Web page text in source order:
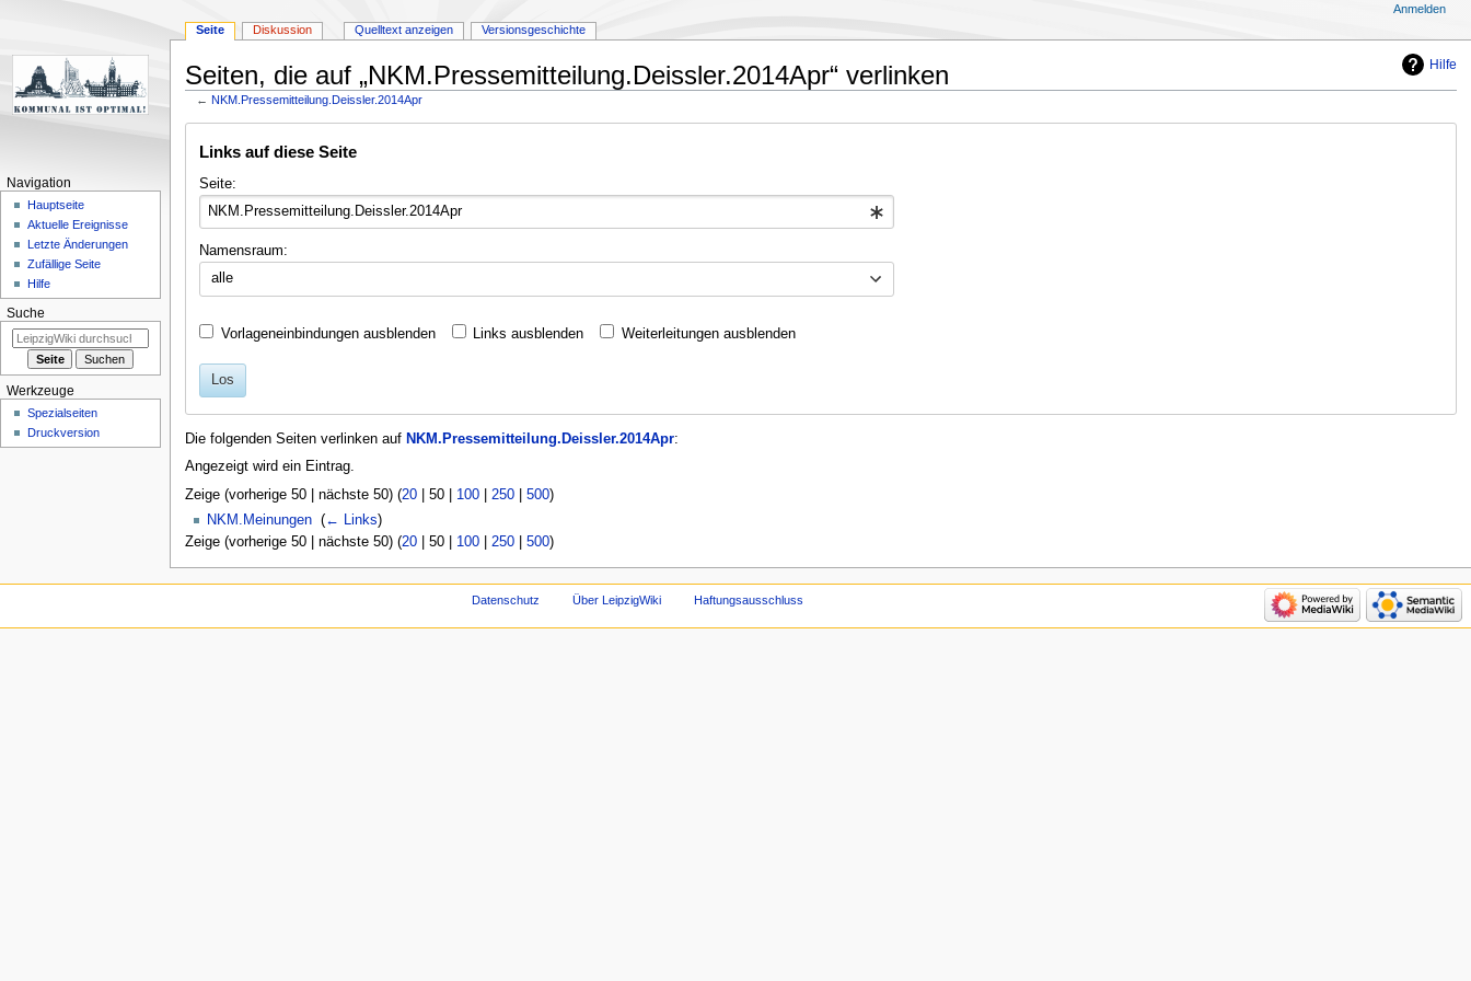
Hilfe
Seiten, die auf „NKM.Pressemitteilung.Deissler.2014Apr“ verlinken
← NKM.Pressemitteilung.Deissler.2014Apr
Navigation
Suche
Links auf diese Seite
Seite:
Namensraum:
alle
Vorlageneinbindungen ausblenden Links ausblenden Weiterleitungen ausblenden
Los
Die folgenden Seiten verlinken auf NKM.Pressemitteilung.Deissler.2014Apr:
Angezeigt wird ein Eintrag.
Zeige (vorherige 50| nächste 50) (20| 50| 100| 250| 500)
NKM.Meinungen‎ (← Links)
Zeige (vorherige 50| nächste 50) (20| 50| 100| 250| 500)
Seite Diskussion Quelltext anzeigen Versionsgeschichte
Anmelden
Navigation
Hauptseite
Aktuelle Ereignisse
Letzte Änderungen
Zufällige Seite
Hilfe
Suche
Werkzeuge
Spezialseiten
Druckversion
Datenschutz Über LeipzigWiki Haftungsausschluss